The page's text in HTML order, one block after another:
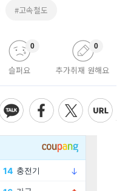
#고속철도
슬퍼요
0
추가취재 원해요
0